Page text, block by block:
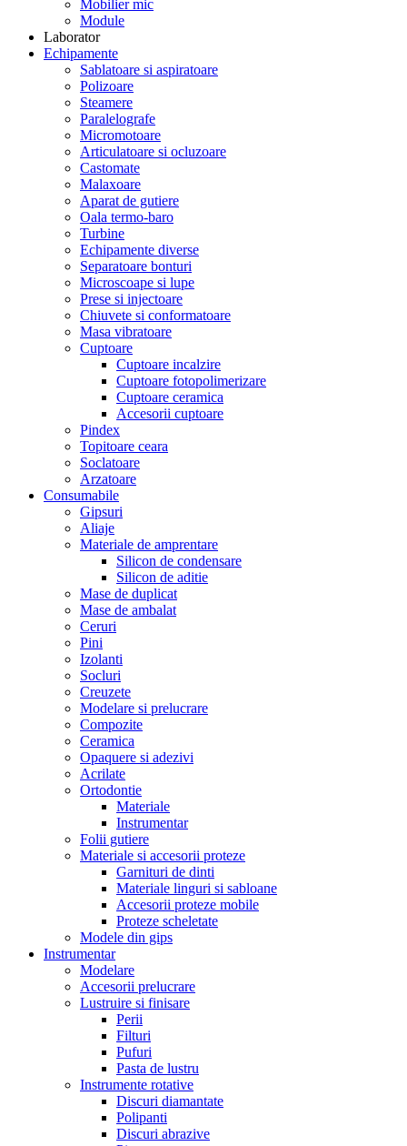
Mobilier mic
Module
Laborator
Echipamente
Sablatoare si aspiratoare
Polizoare
Steamere
Paralelografe
Micromotoare
Articulatoare si ocluzoare
Castomate
Malaxoare
Aparat de gutiere
Oala termo-baro
Turbine
Echipamente diverse
Separatoare bonturi
Microscoape si lupe
Prese si injectoare
Chiuvete si conformatoare
Masa vibratoare
Cuptoare
Cuptoare incalzire
Cuptoare fotopolimerizare
Cuptoare ceramica
Accesorii cuptoare
Pindex
Topitoare ceara
Soclatoare
Arzatoare
Consumabile
Gipsuri
Aliaje
Materiale de amprentare
Silicon de condensare
Silicon de aditie
Mase de duplicat
Mase de ambalat
Ceruri
Pini
Izolanti
Socluri
Creuzete
Modelare si prelucrare
Compozite
Ceramica
Opaquere si adezivi
Acrilate
Ortodontie
Materiale
Instrumentar
Folii gutiere
Materiale si accesorii proteze
Garnituri de dinti
Materiale linguri si sabloane
Accesorii proteze mobile
Proteze scheletate
Modele din gips
Instrumentar
Modelare
Accesorii prelucrare
Lustruire si finisare
Perii
Filturi
Pufuri
Pasta de lustru
Instrumente rotative
Discuri diamantate
Polipanti
Discuri abrazive